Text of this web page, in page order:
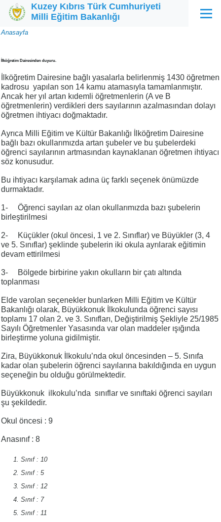
Ana içeriğe atla
Kuzey Kıbrıs Türk Cumhuriyeti
Milli Eğitim Bakanlığı
Menü
Sayfa
Anasayfa
İlköğretim Dairesinden duyuru.
İlköğretim Dairesine bağlı yasalarla belirlenmiş 1430 öğretmen
kadrosu yapılan son 14 kamu atamasıyla tamamlanmıştır.
Ancak her yıl artan kıdemli öğretmenlerin (A ve B
öğretmenlerin) verdikleri ders sayılarının azalmasından dolayı
öğretmen ihtiyacı doğmaktadır.
Ayrıca Milli Eğitim ve Kültür Bakanlığı İlköğretim Dairesine
bağlı bazı okullarımızda artan şubeler ve bu şubelerdeki
öğrenci sayılarının artmasından kaynaklanan öğretmen ihtiyacı
söz konusudur.
Bu ihtiyacı karşılamak adına üç farklı seçenek önümüzde
durmaktadır.
1- Öğrenci sayıları az olan okullarımızda bazı şubelerin
birleştirilmesi
2- Küçükler (okul öncesi, 1 ve 2. Sınıflar) ve Büyükler (3, 4
ve 5. Sınıflar) şeklinde şubelerin iki okula ayrılarak eğitimin
devam ettirilmesi
3- Bölgede birbirine yakın okulların bir çatı altında
toplanması
Elde varolan seçenekler bunlarken Milli Eğitim ve Kültür
Bakanlığı olarak, Büyükkonuk İlkokulunda öğrenci sayısı
toplamı 17 olan 2. ve 3. Sınıfları, Değiştirilmiş Şekliyle 25/1985
Sayılı Öğretmenler Yasasında var olan maddeler ışığında
birleştirme yoluna gidilmiştir.
Zira, Büyükkonuk İlkokulu’nda okul öncesinden – 5. Sınıfa
kadar olan şubelerin öğrenci sayılarına bakıldığında en uygun
seçeneğin bu olduğu görülmektedir.
Büyükkonuk ilkokulu’nda sınıflar ve sınıftaki öğrenci sayıları
şu şekildedir.
Okul öncesi : 9
Anasınıf : 8
Sınıf : 10
Sınıf : 5
Sınıf : 12
Sınıf : 7
Sınıf : 11